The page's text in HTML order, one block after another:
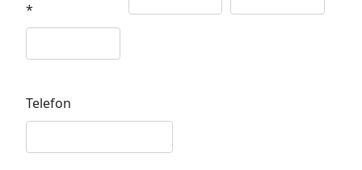
*
Telefon